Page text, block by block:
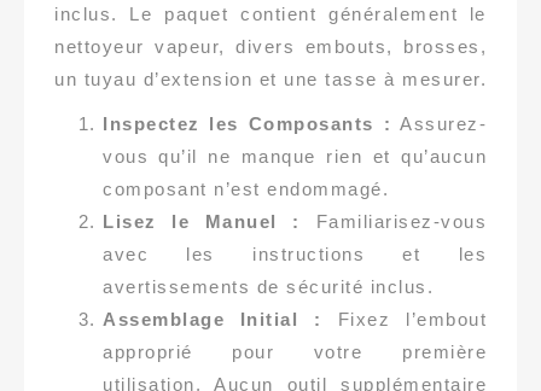
inclus. Le paquet contient généralement le
nettoyeur vapeur, divers embouts, brosses,
un tuyau d’extension et une tasse à mesurer.
Inspectez les Composants : Assurez-
vous qu’il ne manque rien et qu’aucun
composant n’est endommagé.
Lisez le Manuel :
Familiarisez-vous
avec les instructions et les
avertissements de sécurité inclus.
Assemblage Initial :
Fixez l’embout
approprié pour votre première
utilisation. Aucun outil supplémentaire